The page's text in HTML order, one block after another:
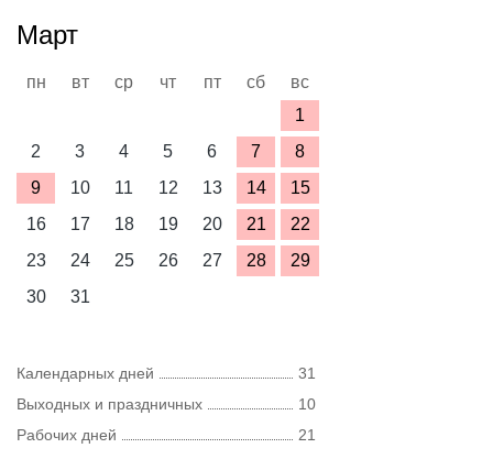
Март
пн вт ср чт пт сб
вс
1
2
3 4 5 6 7
8
9
10 11 12 13 14
15
16
17 18 19 20 21
22
23
24 25 26 27 28
29
30
31
Календарных дней
31
Выходных и праздничных
10
Рабочих дней
21